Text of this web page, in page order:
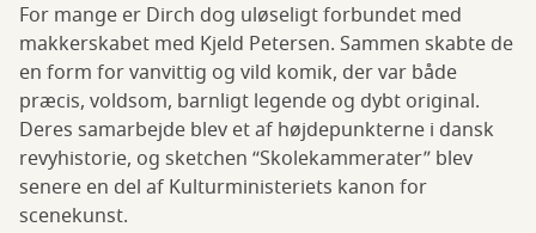
For mange er Dirch dog uløseligt forbundet med
makkerskabet med Kjeld Petersen. Sammen skabte de
en form for vanvittig og vild komik, der var både
præcis, voldsom, barnligt legende og dybt original.
Deres samarbejde blev et af højdepunkterne i dansk
revyhistorie, og sketchen “Skolekammerater” blev
senere en del af Kulturministeriets kanon for
scenekunst.